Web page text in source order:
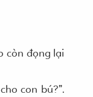
còn đọng lại
con bú?”.